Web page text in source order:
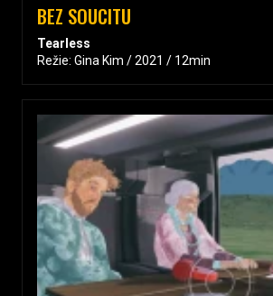
BEZ SOUCITU
Tearless
Režie: Gina Kim / 2021 / 12min